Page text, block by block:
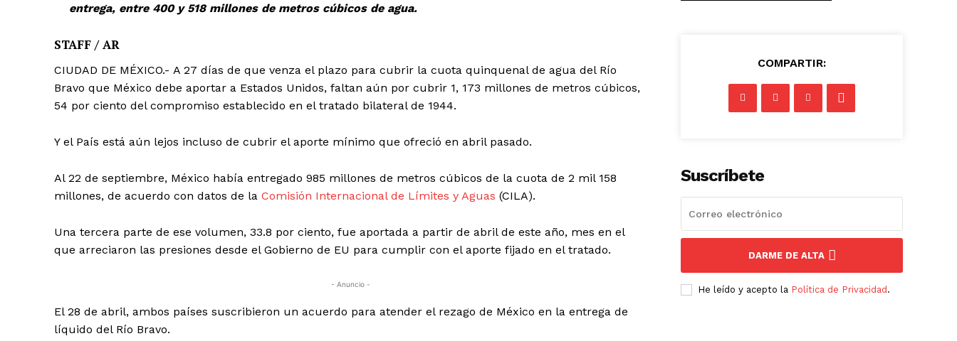
entrega, entre 400 y 518 millones de metros cúbicos de agua.
STAFF / AR
CIUDAD DE MÉXICO.- A 27 días de que venza el plazo para cubrir la cuota quinquenal de agua del Río
Bravo que México debe aportar a Estados Unidos, faltan aún por cubrir 1, 173 millones de metros cúbicos,
54 por ciento del compromiso establecido en el tratado bilateral de 1944.
Y el País está aún lejos incluso de cubrir el aporte mínimo que ofreció en abril pasado.
Al 22 de septiembre, México había entregado 985 millones de metros cúbicos de la cuota de 2 mil 158
millones, de acuerdo con datos de la Comisión Internacional de Límites y Aguas (CILA).
Una tercera parte de ese volumen, 33.8 por ciento, fue aportada a partir de abril de este año, mes en el
que arreciaron las presiones desde el Gobierno de EU para cumplir con el aporte fijado en el tratado.
- Anuncio -
El 28 de abril, ambos países suscribieron un acuerdo para atender el rezago de México en la entrega de
líquido del Río Bravo.
COMPARTIR:
Suscríbete
DARME DE ALTA
He leído y acepto la Política de Privacidad.